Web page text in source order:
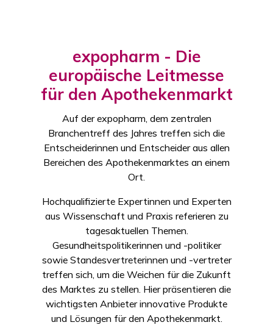
expopharm - Die
europäische Leitmesse
für den Apothekenmarkt
Auf der expopharm, dem zentralen
Branchentreff des Jahres treffen sich die
Entscheiderinnen und Entscheider aus allen
Bereichen des Apothekenmarktes an einem
Ort.
Hochqualifizierte Expertinnen und Experten
aus Wissenschaft und Praxis referieren zu
tagesaktuellen Themen.
Gesundheitspolitikerinnen und -politiker
sowie Standesvertreterinnen und -vertreter
treffen sich, um die Weichen für die Zukunft
des Marktes zu stellen. Hier präsentieren die
wichtigsten Anbieter innovative Produkte
und Lösungen für den Apothekenmarkt.